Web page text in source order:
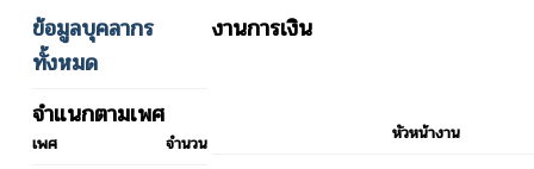
ข้อมูลบุคลากร
ทั้งหมด
จำแนกตามเพศ
เพศ
จำนวน
งานการเงิน
หัวหน้างาน